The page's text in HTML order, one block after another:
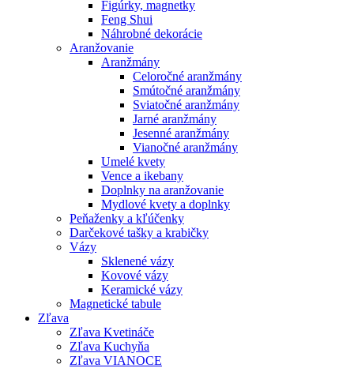
Figúrky, magnetky
Feng Shui
Náhrobné dekorácie
Aranžovanie
Aranžmány
Celoročné aranžmány
Smútočné aranžmány
Sviatočné aranžmány
Jarné aranžmány
Jesenné aranžmány
Vianočné aranžmány
Umelé kvety
Vence a ikebany
Doplnky na aranžovanie
Mydlové kvety a doplnky
Peňaženky a kľúčenky
Darčekové tašky a krabičky
Vázy
Sklenené vázy
Kovové vázy
Keramické vázy
Magnetické tabule
Zľava
Zľava Kvetináče
Zľava Kuchyňa
Zľava VIANOCE